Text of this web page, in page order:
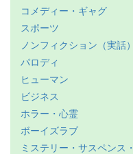
コメディー・ギャグ
スポーツ
ノンフィクション（実話）
パロディ
ヒューマン
ビジネス
ホラー・心霊
ボーイズラブ
ミステリー・サスペンス